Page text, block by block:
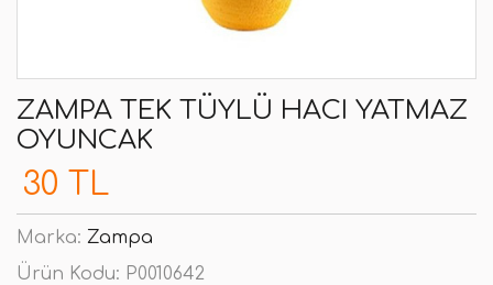
ZAMPA TEK TÜYLÜ HACI YATMAZ
OYUNCAK
30 TL
Marka: Zampa
Ürün Kodu: P0010642